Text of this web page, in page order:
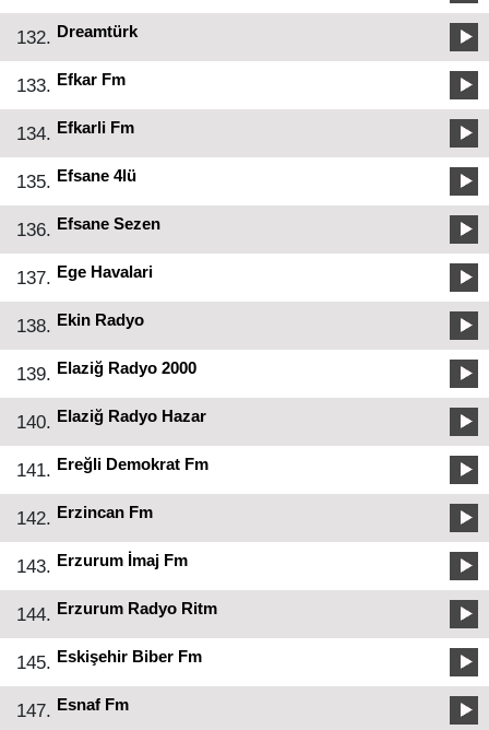
132. Dreamtürk
133. Efkar Fm
134. Efkarli Fm
135. Efsane 4lü
136. Efsane Sezen
137. Ege Havalari
138. Ekin Radyo
139. Elaziğ Radyo 2000
140. Elaziğ Radyo Hazar
141. Ereğli Demokrat Fm
142. Erzincan Fm
143. Erzurum İmaj Fm
144. Erzurum Radyo Ritm
145. Eskişehir Biber Fm
147. Esnaf Fm